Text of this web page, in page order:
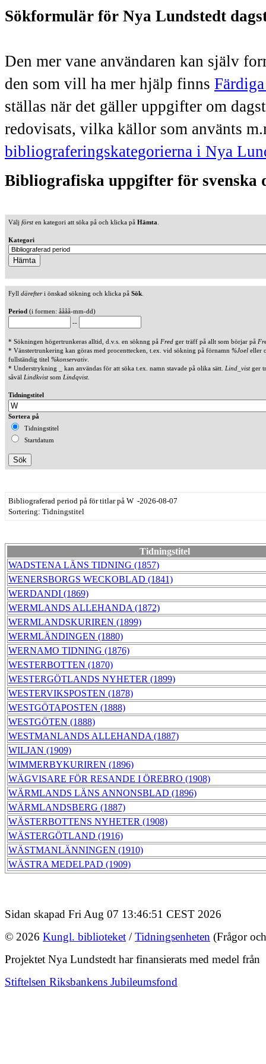
Sökformulär för Nya Lundstedt
Den mer vane användaren kan själv
den som vill ha mer hjälp finns
ställas när det gäller uppgifter om
redovisats, vilka källor som använts
bibliograferingskategorierna i Nya
Bibliografiska uppgifter för svenska
Välj försten kategori att söka på och klicka på Hämta
Kategori
Fyll därefteri önskad sökning och klicka på Sök
Period (i formen: åååå-mm-dd)
--
* Sökningen högertrunkeras alltid, d.v.s. en söknng på Fred ger träff på allt som börjar på
* Vänstertrunkering kan göras med procenttecken, t.ex. vid sökning på förnamn %Joel eller
fullständig titel %konservativ
* Understrykning _ kan användas för att söka t.ex. namn stavade på olika sätt. Lind_vistger
såväl Lindkvistsom Lindqvist.
Tidningstitel
Sortera på
Tidningstitel
Startdatum
Bibliograferad period på för titlar på W -2026-08-07
Sortering: Tidningstitel
Tidningstitel
WADSTENA LÄNS TIDNING (1857)
WENERSBORGS WECKOBLAD (1841)
WERDANDI (1869)
WERMLANDS ALLEHANDA (1872)
WERMLANDSKURIREN (1899)
WERMLÄNDINGEN (1880)
WERNAMO TIDNING (1876)
WESTERBOTTEN (1870)
WESTERGÖTLANDS NYHETER (1899)
WESTERVIKSPOSTEN (1878)
WESTGÖTAPOSTEN (1888)
WESTGÖTEN (1888)
WESTMANLANDS ALLEHANDA (1887)
WILJAN (1909)
WIMMERBYKURIREN (1896)
WÄGVISARE FÖR RESANDE I ÖREBRO (1908)
WÄRMLANDS LÄNS ANNONSBLAD (1896)
WÄRMLANDSBERG (1887)
WÄSTERBOTTENS NYHETER (1908)
WÄSTERGÖTLAND (1916)
WÄSTMANLÄNNINGEN (1910)
WÄSTRA MEDELPAD (1909)
Sidan skapad Fri Aug 07 13:46:51 CEST 2026
© 2026 Kungl. biblioteket /Tidningsenheten (Frågor
Projektet Nya Lundstedt har finansierats med medel från
Stiftelsen Riksbankens Jubileumsfond